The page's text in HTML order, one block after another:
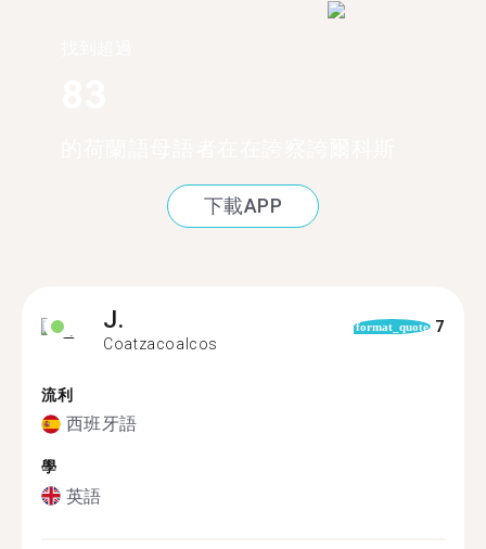
下載APP
J.
Coatzacoalcos
format_quote 7
流利
西班牙語
學
英語